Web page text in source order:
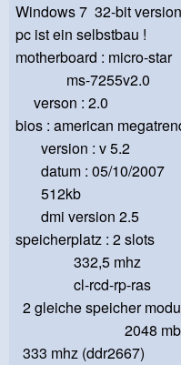
Windows 7 32-bit
pc ist ein selbstbau !
motherboard : micro-star
ms-7255v2.0
verson : 2.0
bios : american
version : v 5.2
datum : 05/10/2007
512kb
dmi version 2.5
speicherplatz : 2 slots
332,5 mhz
cl-rcd-rp-ras
2 gleiche speicher
2048 mb ddr2
333 mhz (ddr2667)